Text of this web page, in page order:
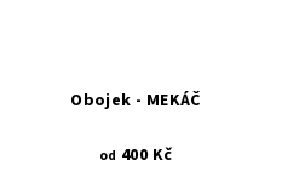
Obojek - MEKÁČ
od 400 Kč